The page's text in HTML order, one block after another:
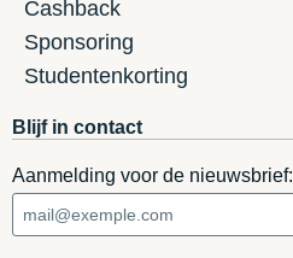
Cashback
Sponsoring
Studentenkorting
Blijf in contact
Aanmelding voor de nieuwsbrief: